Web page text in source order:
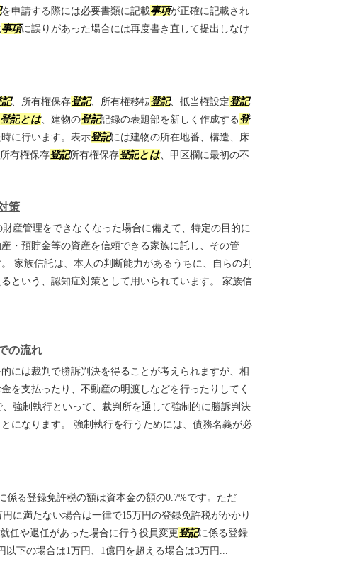
を申請する際には必要書類に記載事項が正確に記載され
事項に誤りがあった場合には再度書き直して提出しなけ
、所有権保存登記、所有権移転登記、抵当権設定登記
登記とは、建物の登記記録の表題部を新しく作成する登
に行います。表示登記には建物の所在地番、構造、床
有権保存登記所有権保存登記とは、甲区欄に最初の不
策
産管理をできなくなった場合に備えて、特定の目的に
・預貯金等の資産を信頼できる家族に託し、その管
家族信託は、本人の判断能力があるうちに、自らの判
という、認知症対策として用いられています。 家族信
の流れ
には裁判で勝訴判決を得ることが考えられますが、相
を支払ったり、不動産の明渡しなどを行ったりしてく
強制執行といって、裁判所を通して強制的に勝訴判決
になります。 強制執行を行うためには、債務名義が必
係る登録免許税の額は資本金の額の0.7%です。ただ
に満たない場合は一律で15万円の登録免許税がかかり
任や退任があった場合に行う役員変更登記に係る登録
以下の場合は1万円、1億円を超える場合は3万円...